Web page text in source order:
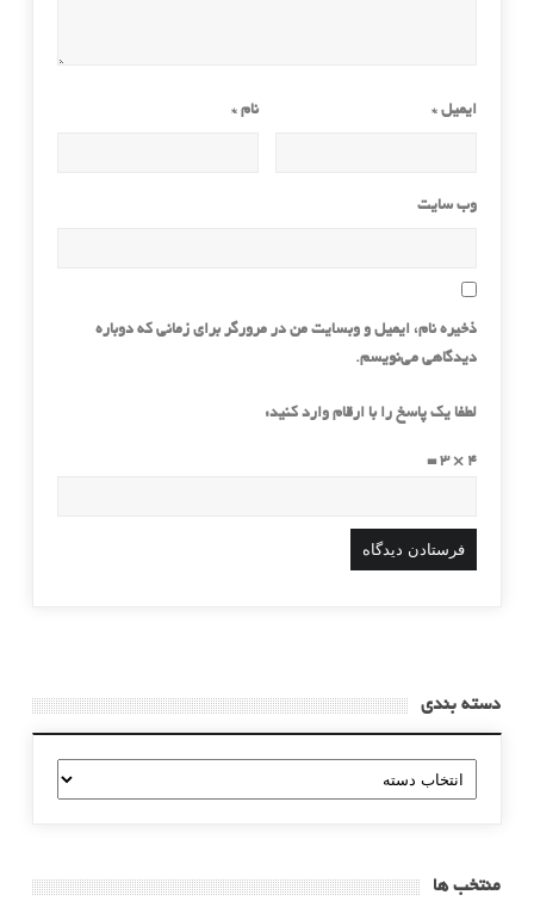
نام* ایمیل *
وب‌ سایت
ذخیره نام، ایمیل و وبسایت من در مرورگر برای زمانی که دوباره
دیدگاهی می‌نویسم.
لطفا یک پاسخ را با ارقام وارد کنید:
4 × 3 =
دسته بندی
دسته
بندی
منتخب ها